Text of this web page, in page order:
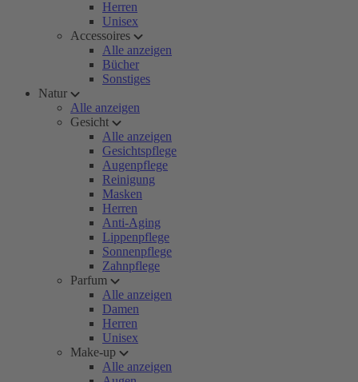
Herren
Unisex
Accessoires
Alle anzeigen
Bücher
Sonstiges
Natur
Alle anzeigen
Gesicht
Alle anzeigen
Gesichtspflege
Augenpflege
Reinigung
Masken
Herren
Anti-Aging
Lippenpflege
Sonnenpflege
Zahnpflege
Parfum
Alle anzeigen
Damen
Herren
Unisex
Make-up
Alle anzeigen